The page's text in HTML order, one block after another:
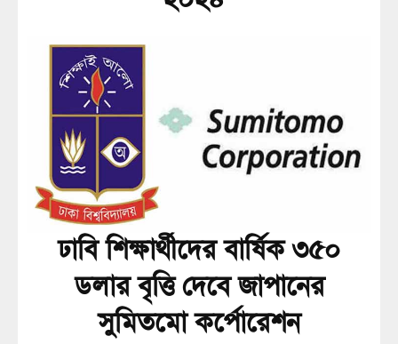
ঢাবি শিক্ষার্থীদের বার্ষিক ৩৫০
ডলার বৃত্তি দেবে জাপানের
সুমিতমো কর্পোরেশন